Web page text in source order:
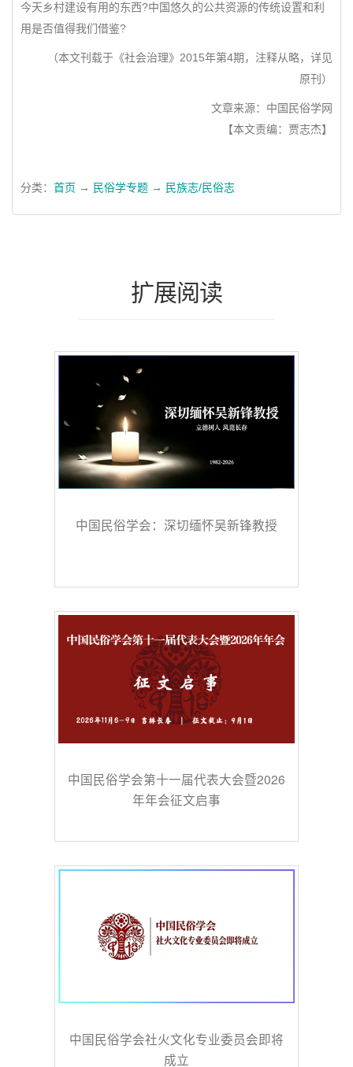
今天乡村建设有用的东西?中国悠久的公共资源的传统设置和利
用是否值得我们借鉴?
（本文刊载于《社会治理》2015年第4期，注释从略，详见
原刊）
文章来源：中国民俗学网
【本文责编：贾志杰】
分类： 首页 → 民俗学专题 → 民族志/民俗志
扩展阅读
中国民俗学会：深切缅怀吴新锋教授
中国民俗学会第十一届代表大会暨2026
年年会征文启事
中国民俗学会社火文化专业委员会即将
成立